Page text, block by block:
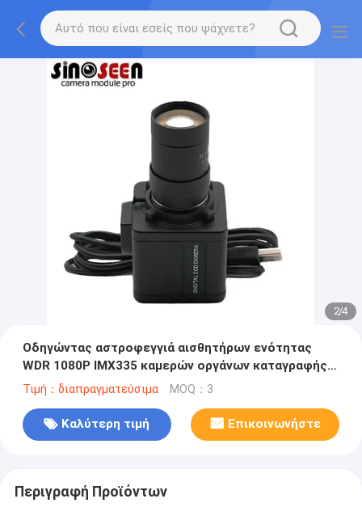
2/4
Οδηγώντας αστροφεγγιά αισθητήρων ενότητας
WDR 1080P IMX335 καμερών οργάνων καταγραφής
υπέρυθρη USB
Τιμή：διαπραγματεύσιμα MOQ：3
Καλύτερη τιμή Επικοινωνήστε
Περιγραφή Προϊόντων